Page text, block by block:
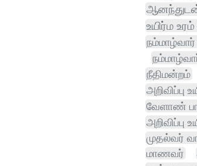
உயிர்ம
நீதிமன்றம்
அறிவிப்பு
வேளாண்
அறிவிப்பு
முதல்வர்
மாணவர்